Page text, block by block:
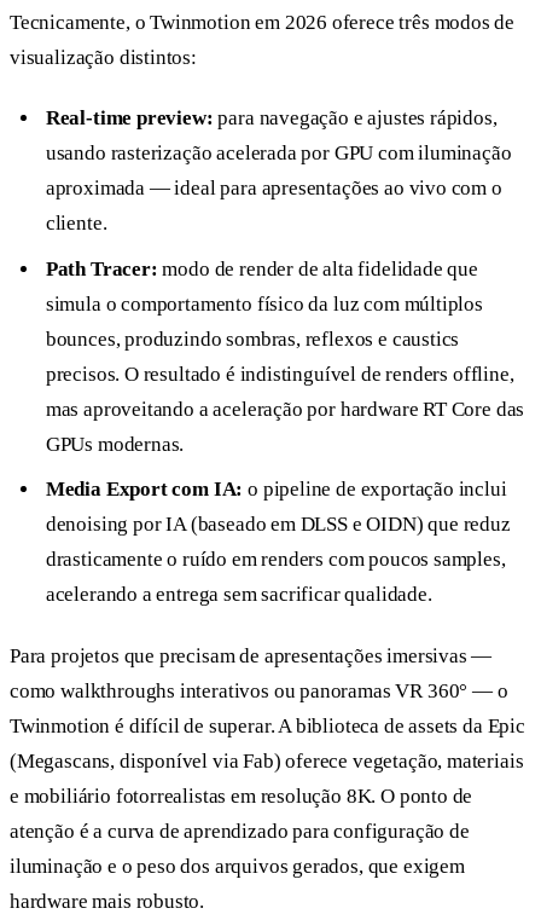
Tecnicamente, o Twinmotion em 2026 oferece três modos de
visualização distintos:
Real-time preview: para navegação e ajustes rápidos,
usando rasterização acelerada por GPU com iluminação
aproximada — ideal para apresentações ao vivo com o
cliente.
Path Tracer: modo de render de alta fidelidade que
simula o comportamento físico da luz com múltiplos
bounces, produzindo sombras, reflexos e caustics
precisos. O resultado é indistinguível de renders offline,
mas aproveitando a aceleração por hardware RT Core das
GPUs modernas.
Media Export com IA: o pipeline de exportação inclui
denoising por IA (baseado em DLSS e OIDN) que reduz
drasticamente o ruído em renders com poucos samples,
acelerando a entrega sem sacrificar qualidade.
Para projetos que precisam de apresentações imersivas —
como walkthroughs interativos ou panoramas VR 360° — o
Twinmotion é difícil de superar. A biblioteca de assets da Epic
(Megascans, disponível via Fab) oferece vegetação, materiais
e mobiliário fotorrealistas em resolução 8K. O ponto de
atenção é a curva de aprendizado para configuração de
iluminação e o peso dos arquivos gerados, que exigem
hardware mais robusto.